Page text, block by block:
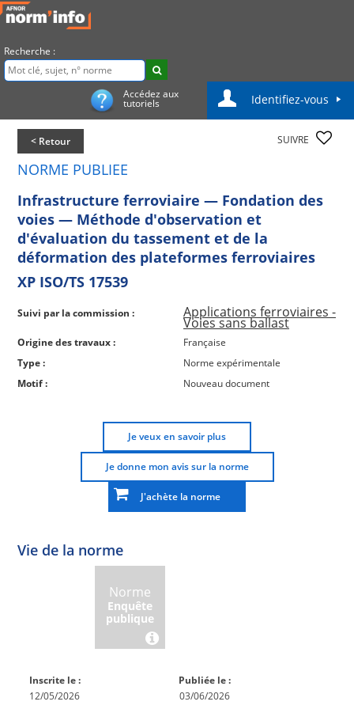
Recherche :
Accédez aux
tutoriels Identifiez-vous
< Retour SUIVRE
NORME PUBLIEE
Infrastructure ferroviaire — Fondation des
voies — Méthode d'observation et
d'évaluation du tassement et de la
déformation des plateformes ferroviaires
XP ISO/TS 17539
Suivi par la commission : Applications ferroviaires -
Voies sans ballast
Origine des travaux :
Française
Type :
Norme expérimentale
Motif :
Nouveau document
Je veux en savoir plus
Je donne mon avis sur la norme
J'achète la norme
Vie de la norme
Inscrite le :
12/05/2026
Norme
Enquête
publique
Publiée le :
03/06/2026